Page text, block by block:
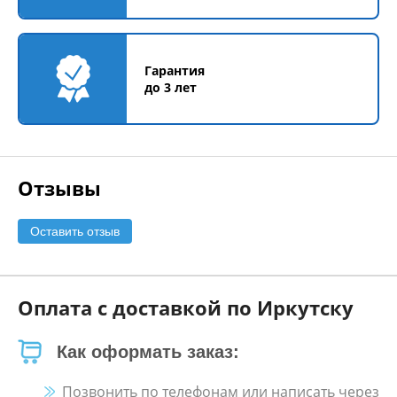
Гарантия
до 3 лет
Отзывы
Оставить отзыв
Оплата с доставкой по Иркутску
Как оформать заказ:
Позвонить по телефонам или написать через